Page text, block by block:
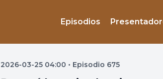
Episodios
2026-03-25 04:00 • Episodio 675